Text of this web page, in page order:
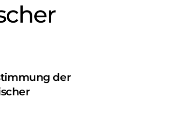
der